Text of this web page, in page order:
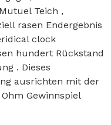
Teich ,
rasen Endergebnis
clock
hundert Rückstand
. Dieses
ausrichten mit der
Gewinnspiel